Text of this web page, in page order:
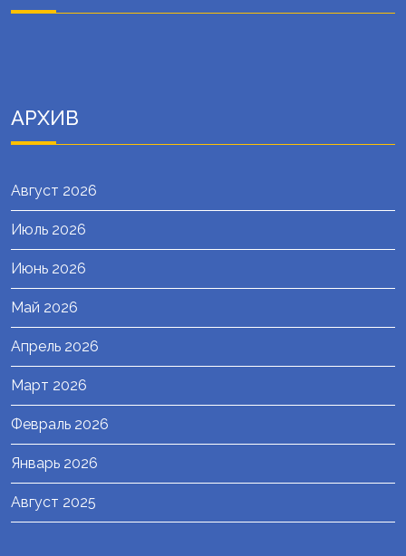
АРХИВ
Август 2026
Июль 2026
Июнь 2026
Май 2026
Апрель 2026
Март 2026
Февраль 2026
Январь 2026
Август 2025